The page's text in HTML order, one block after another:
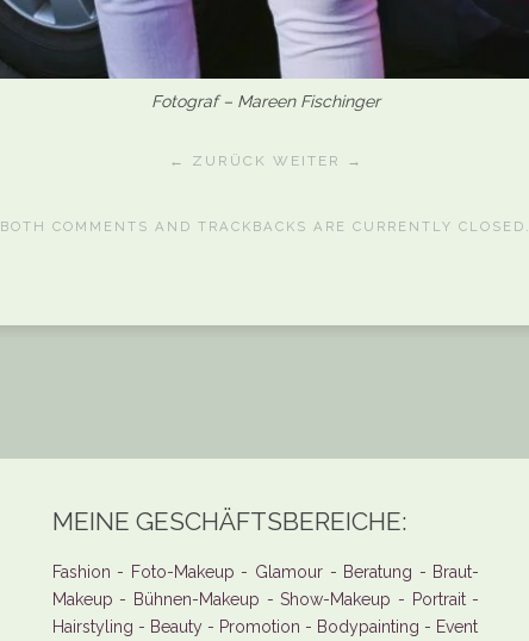
Fotograf – Mareen Fischinger
← ZURÜCK WEITER →
BOTH COMMENTS AND TRACKBACKS ARE CURRENTLY CLOSED.
MEINE GESCHÄFTSBEREICHE:
Fashion - Foto-Makeup - Glamour - Beratung - Braut-
Makeup - Bühnen-Makeup - Show-Makeup - Portrait -
Hairstyling - Beauty - Promotion - Bodypainting - Event